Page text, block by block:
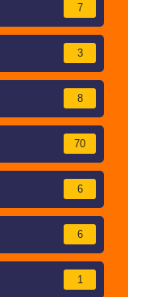
7
3
8
70
6
6
1